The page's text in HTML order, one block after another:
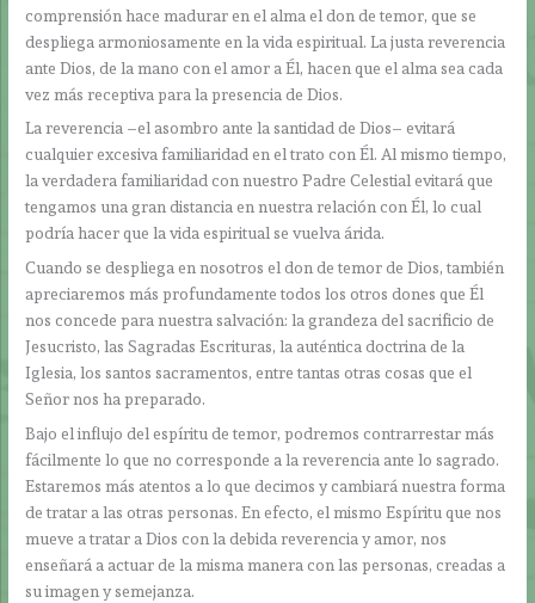
comprensión hace madurar en el alma el don de temor, que se
despliega armoniosamente en la vida espiritual. La justa reverencia
ante Dios, de la mano con el amor a Él, hacen que el alma sea cada
vez más receptiva para la presencia de Dios.
La reverencia –el asombro ante la santidad de Dios– evitará
cualquier excesiva familiaridad en el trato con Él. Al mismo tiempo,
la verdadera familiaridad con nuestro Padre Celestial evitará que
tengamos una gran distancia en nuestra relación con Él, lo cual
podría hacer que la vida espiritual se vuelva árida.
Cuando se despliega en nosotros el don de temor de Dios, también
apreciaremos más profundamente todos los otros dones que Él
nos concede para nuestra salvación: la grandeza del sacrificio de
Jesucristo, las Sagradas Escrituras, la auténtica doctrina de la
Iglesia, los santos sacramentos, entre tantas otras cosas que el
Señor nos ha preparado.
Bajo el influjo del espíritu de temor, podremos contrarrestar más
fácilmente lo que no corresponde a la reverencia ante lo sagrado.
Estaremos más atentos a lo que decimos y cambiará nuestra forma
de tratar a las otras personas. En efecto, el mismo Espíritu que nos
mueve a tratar a Dios con la debida reverencia y amor, nos
enseñará a actuar de la misma manera con las personas, creadas a
su imagen y semejanza.